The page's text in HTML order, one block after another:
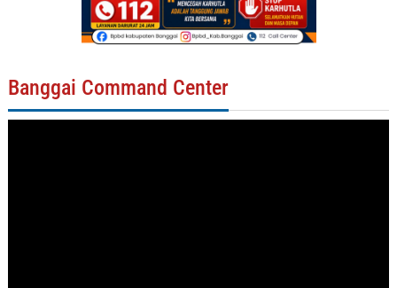
Banggai Command Center